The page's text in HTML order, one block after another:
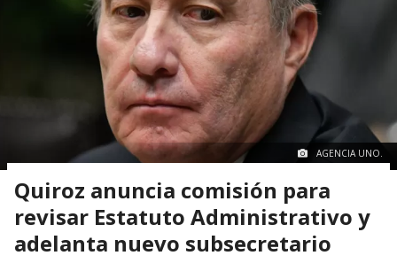
AGENCIA UNO.
Quiroz anuncia comisión para
revisar Estatuto Administrativo y
adelanta nuevo subsecretario